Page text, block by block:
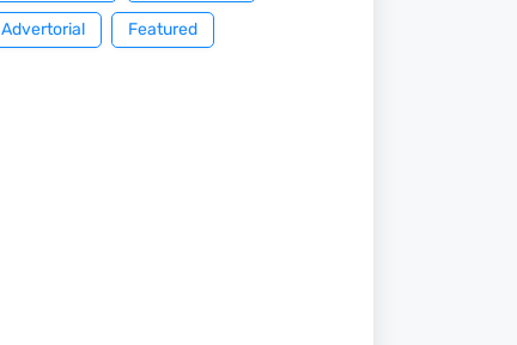
Advertorial Featured